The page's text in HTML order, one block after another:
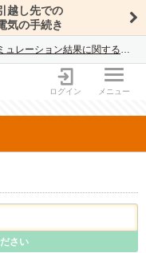
越し先での
気の手続き
中東情勢を受けた電気料金シミュレーション結果に関するご案内
エネチェンジ
ログイン メニュー
さい